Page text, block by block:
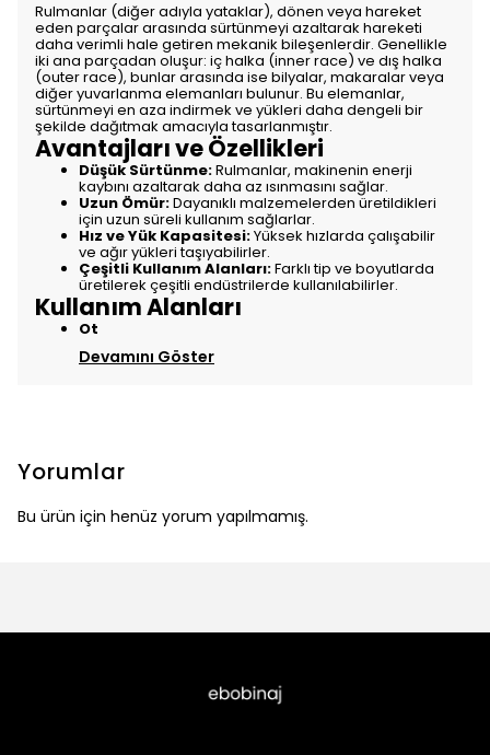
Rulmanlar (diğer adıyla yataklar), dönen veya hareket
eden parçalar arasında sürtünmeyi azaltarak hareketi
daha verimli hale getiren mekanik bileşenlerdir. Genellikle
iki ana parçadan oluşur: iç halka (inner race) ve dış halka
(outer race), bunlar arasında ise bilyalar, makaralar veya
diğer yuvarlanma elemanları bulunur. Bu elemanlar,
sürtünmeyi en aza indirmek ve yükleri daha dengeli bir
şekilde dağıtmak amacıyla tasarlanmıştır.
Avantajları ve Özellikleri
Düşük Sürtünme:Rulmanlar, makinenin enerji
kaybını azaltarak daha az ısınmasını sağlar.
Uzun Ömür:Dayanıklı malzemelerden üretildikleri
için uzun süreli kullanım sağlarlar.
Hız ve Yük Kapasitesi:Yüksek hızlarda çalışabilir
ve ağır yükleri taşıyabilirler.
Çeşitli Kullanım Alanları:Farklı tip ve boyutlarda
üretilerek çeşitli endüstrilerde kullanılabilirler.
Kullanım Alanları
Ot
Devamını Göster
Yorumlar
Bu ürün için henüz yorum yapılmamış.